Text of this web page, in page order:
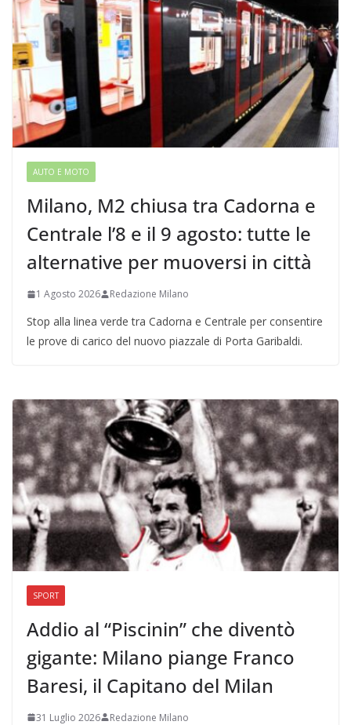
AUTO E MOTO
Milano, M2 chiusa tra Cadorna e
Centrale l’8 e il 9 agosto: tutte le
alternative per muoversi in città
1 Agosto 2026 Redazione Milano
Stop alla linea verde tra Cadorna e Centrale per consentire
le prove di carico del nuovo piazzale di Porta Garibaldi.
SPORT
Addio al “Piscinin” che diventò
gigante: Milano piange Franco
Baresi, il Capitano del Milan
31 Luglio 2026 Redazione Milano